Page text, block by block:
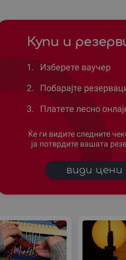
Купи и
1.
Изберете ваучер
2.
Побарајте
3.
Платете лесно
Ќе ги видите следните
ја потврдите вашата
види цени